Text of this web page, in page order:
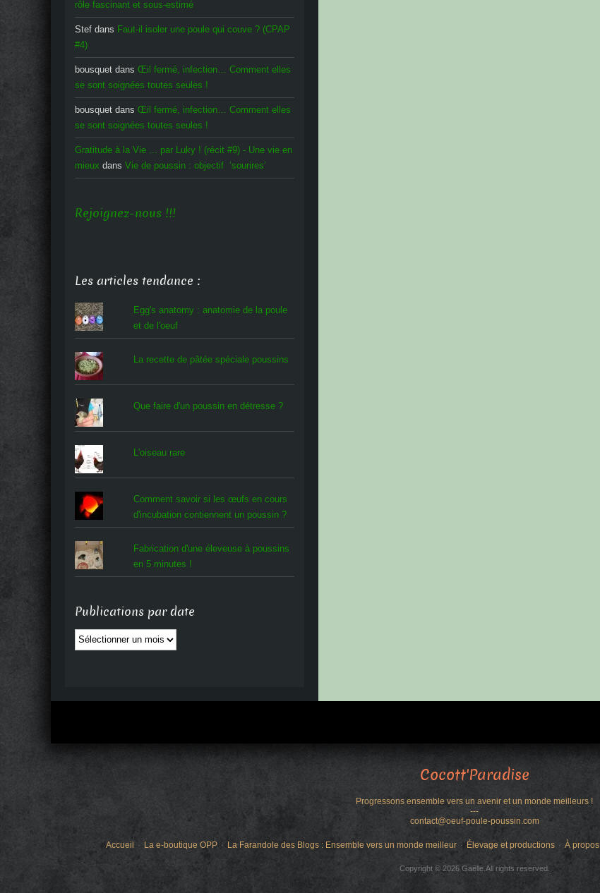
rôle fascinant et sous-estimé
Stef dans Faut-il isoler une poule qui couve ? (CPAP
#4)
bousquet dans Œil fermé, infection… Comment elles
se sont soignées toutes seules !
bousquet dans Œil fermé, infection… Comment elles
se sont soignées toutes seules !
Gratitude à la Vie ... par Luky ! (récit #9) - Une vie en
mieux dans Vie de poussin : objectif ‘sourires’
Rejoignez-nous !!!
Les articles tendance :
Egg's anatomy : anatomie de la poule
et de l'oeuf
La recette de pâtée spéciale poussins
Que faire d'un poussin en détresse ?
L'oiseau rare
Comment savoir si les œufs en cours
d'incubation contiennent un poussin ?
Fabrication d'une éleveuse à poussins
en 5 minutes !
Publications par date
Publications
par
Cocott'Paradise
Progressons ensemble vers un avenir et un monde meilleurs !
---
contact@oeuf-poule-poussin.com
Accueil La e-boutique OPP La Farandole des Blogs : Ensemble vers un monde meilleur Élevage et productions À propos
Copyright © 2026 Gaëlle.All rights reserved.